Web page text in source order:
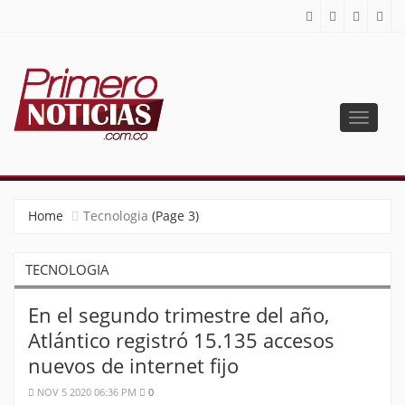
Toggle
Home Tecnologia (Page 3)
TECNOLOGIA
En el segundo trimestre del año,
Atlántico registró 15.135 accesos
nuevos de internet fijo
NOV 5 2020 06:36 PM 0